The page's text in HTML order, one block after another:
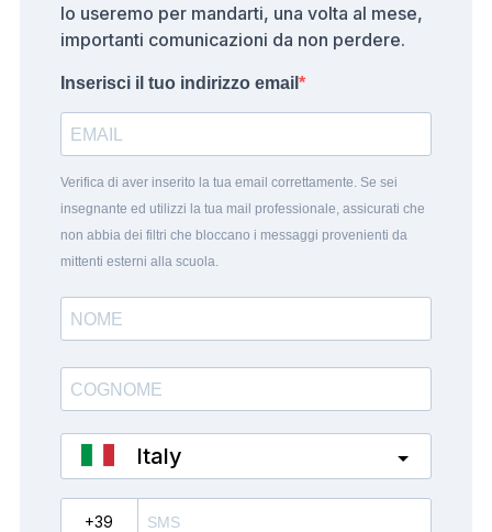
lo useremo per mandarti, una volta al mese,
importanti comunicazioni da non perdere.
Inserisci il tuo indirizzo email
Verifica di aver inserito la tua email correttamente. Se sei
insegnante ed utilizzi la tua mail professionale, assicurati che
non abbia dei filtri che bloccano i messaggi provenienti da
mittenti esterni alla scuola.
Italy